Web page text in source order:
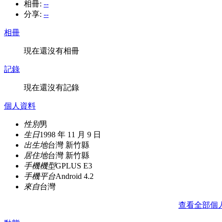
相冊: --
分享: --
相冊
現在還沒有相冊
記錄
現在還沒有記錄
個人資料
性別男
生日1998 年 11 月 9 日
出生地台灣 新竹縣
居住地台灣 新竹縣
手機機型GPLUS E3
手機平台Android 4.2
來自台灣
查看全部個